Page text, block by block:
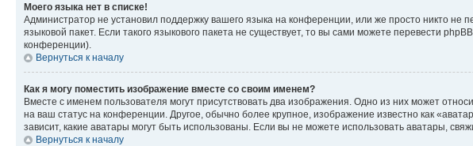
Моего языка нет в списке!
Администратор не установил поддержку вашего языка на конференции, или же просто никто
языковой пакет. Если такого языкового пакета не существует, то вы сами можете перевести
конференции).
Вернуться к началу
Как я могу поместить изображение вместе со своим именем?
Вместе с именем пользователя могут присутствовать два изображения. Одно из них может
на ваш статус на конференции. Другое, обычно более крупное, изображение известно как
зависит, какие аватары могут быть использованы. Если вы не можете использовать аватары,
Вернуться к началу